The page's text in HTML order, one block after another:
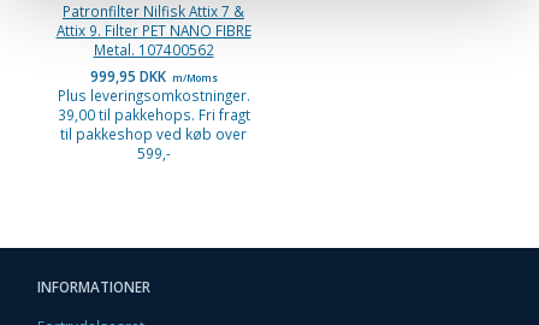
Patronfilter Nilfisk Attix 7 &
Attix 9. Filter PET NANO FIBRE
Metal. 107400562
999,95 DKK m/Moms
Plus leveringsomkostninger.
39,00 til pakkehops. Fri fragt
til pakkeshop ved køb over
599,-
INFORMATIONER